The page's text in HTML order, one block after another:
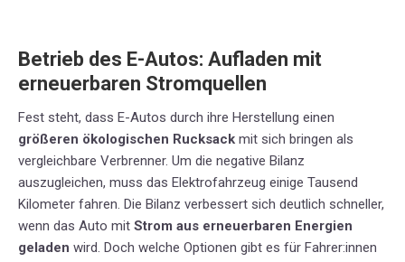
Betrieb des E-Autos: Aufladen mit
erneuerbaren Stromquellen
Fest steht, dass E-Autos durch ihre Herstellung einen
größeren ökologischen Rucksack mit sich bringen als
vergleichbare Verbrenner. Um die negative Bilanz
auszugleichen, muss das Elektrofahrzeug einige Tausend
Kilometer fahren. Die Bilanz verbessert sich deutlich schneller,
wenn das Auto mit Strom aus erneuerbaren Energien
geladen wird. Doch welche Optionen gibt es für Fahrer:innen